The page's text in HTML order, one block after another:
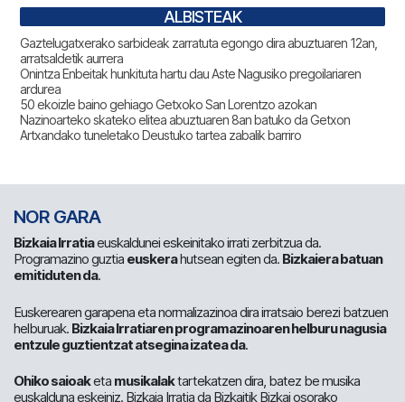
ALBISTEAK
Gaztelugatxerako sarbideak zarratuta egongo dira abuztuaren 12an,
arratsaldetik aurrera
Onintza Enbeitak hunkituta hartu dau Aste Nagusiko pregoilariaren
ardurea
50 ekoizle baino gehiago Getxoko San Lorentzo azokan
Nazinoarteko skateko elitea abuztuaren 8an batuko da Getxon
Artxandako tuneletako Deustuko tartea zabalik barriro
NOR GARA
Bizkaia Irratiaeuskaldunei eskeinitako irrati zerbitzua da.
Programazino guztia euskerahutsean egiten da. Bizkaiera batuan
emitiduten da.
Euskerearen garapena eta normalizazinoa dira irratsaio berezi batzuen
helburuak. Bizkaia Irratiaren programazinoaren helburu nagusia
entzule guztientzat atsegina izatea da.
Ohiko saioaketa musikalaktartekatzen dira, batez be musika
euskalduna eskeiniz. Bizkaia Irratia da Bizkaitik Bizkai osorako